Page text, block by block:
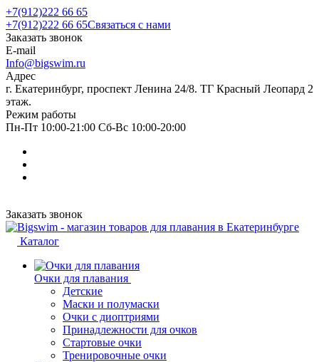
+7(912)222 66 65
+7(912)222 66 65Связаться с нами
Заказать звонок
E-mail
Info@bigswim.ru
Адрес
г. Екатеринбург, проспект Ленина 24/8. ТГ Красный Леопард 2
этаж.
Режим работы
Пн-Пт 10:00-21:00 Сб-Вс 10:00-20:00
Заказать звонок
Каталог
Очки для плавания
Детские
Маски и полумаски
Очки с диоптриями
Принадлежности для очков
Стартовые очки
Тренировочные очки